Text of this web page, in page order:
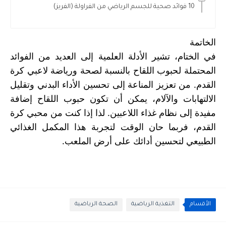
10 فوائد صحية للجسم الرياضي من الفراولة (الفريز)
الخاتمة
في الختام، تشير الأدلة العلمية إلى العديد من الفوائد
المحتملة لحبوب اللقاح بالنسبة لصحة ورياضة لاعبي كرة
القدم. من تعزيز المناعة إلى تحسين الأداء البدني وتقليل
الالتهابات والآلام، يمكن أن تكون حبوب اللقاح إضافة
مفيدة إلى نظام غذاء اللاعبين. لذا إذا كنت من محبي كرة
القدم، فربما حان الوقت لتجربة هذا المكمل الغذائي
الطبيعي لتحسين أدائك على أرض الملعب.
الأقسام التغذية الرياضية الصحة الرياضية